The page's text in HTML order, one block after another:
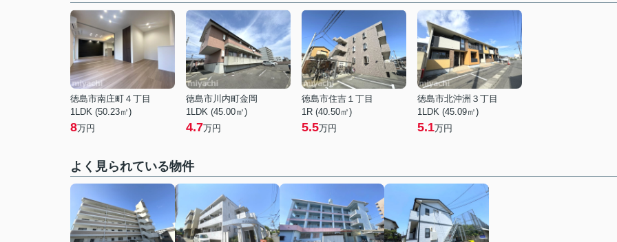
徳島市南庄町４丁目
1LDK (50.23㎡)
8万円
徳島市川内町金岡
1LDK (45.00㎡)
4.7万円
徳島市住吉１丁目
1R (40.50㎡)
5.5万円
徳島市北沖洲３丁目
1LDK (45.09㎡)
5.1万円
よく見られている物件